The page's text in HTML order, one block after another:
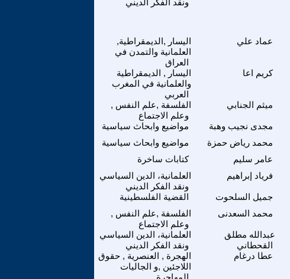
ونقد الفكر الديني
اليسار ,الديمقراطية,
العلمانية والتمدن في
العراق
عماد علي
اليسار , الديمقراطية
والعلمانية في المغرب
العربي
كريم اعا
الفلسفة ,علم النفس ,
وعلم الاجتماع
ميثم الجنابي
مواضيع وابحاث سياسية مجدى نجيب وهبة
مواضيع وابحاث سياسية
محمد رياض حمزة
كتابات ساخرة
عامر سليم
العلمانية، الدين السياسي
ونقد الفكر الديني
فرياد إبراهيم
القضية الفلسطينية جميل السلحوت
الفلسفة ,علم النفس ,
وعلم الاجتماع
محمد السعدنى
العلمانية، الدين السياسي
ونقد الفكر الديني
عبدالله مطلق
القحطاني
الهجرة , العنصرية , حقوق
اللاجئين ,و الجاليات
المهاجرة
عطا درغام